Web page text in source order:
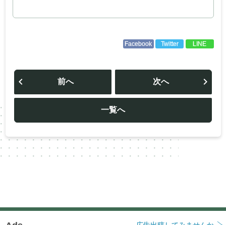
Facebook Twitter LINE
投
ビ
ゲ
ー
シ
ョ
前へ
一覧へ
次へ